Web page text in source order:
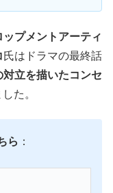
ップメントアーティ
氏はドラマの最終話
立を描いたコンセ
た。
ら ：